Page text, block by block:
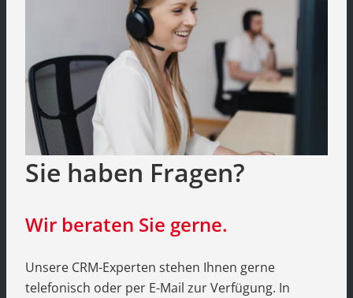
Sie haben Fragen?
Wir beraten Sie gerne.
Unsere CRM-Experten stehen Ihnen gerne
telefonisch oder per E-Mail zur Verfügung. In